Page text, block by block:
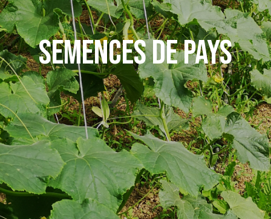
SEMENCES DE PAYS